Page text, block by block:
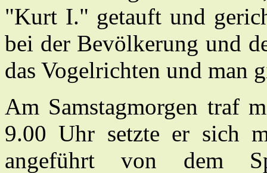
"Kurt I." getauft und
bei der Bevölkerung und
das Vogelrichten und man
Am Samstagmorgen traf
9.00 Uhr setzte er sich
angeführt von dem